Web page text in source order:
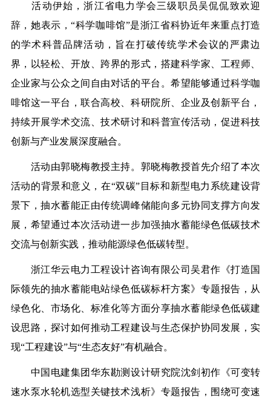
活动伊始，浙江省电力学会三级职员吴侃侃致欢迎
辞，她表示，“科学咖啡馆”是浙江省科协近年来重点打造
的学术科普品牌活动，旨在打破传统学术会议的严肃边
界，以轻松、开放、跨界的形式，搭建科学家、工程师、
企业家与公众之间自由对话的平台。希望能够通过科学咖
啡馆这一平台，联合高校、科研院所、企业及创新平台，
持续开展学术交流、技术研讨和科普宣传活动，促进科技
创新与产业发展深度融合。
活动由郭晓梅教授主持。郭晓梅教授首先介绍了本次
活动的背景和意义，在“双碳”目标和新型电力系统建设背
景下，抽水蓄能正由传统调峰储能向多元协同支撑方向发
展，希望通过本次活动进一步加强抽水蓄能绿色低碳技术
交流与创新实践，推动能源绿色低碳转型。
浙江华云电力工程设计咨询有限公司吴君作《打造国
际领先的抽水蓄能电站绿色低碳标杆方案》专题报告，从
绿色化、市场化、标准化等方面分享抽水蓄能绿色低碳建
设思路，探讨如何推动工程建设与生态保护协同发展，实
现“工程建设”与“生态友好”有机融合。
中国电建集团华东勘测设计研究院沈剑初作《可变转
速水泵水轮机选型关键技术浅析》专题报告，围绕可变速